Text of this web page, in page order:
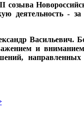
деятельность -
и
направленных